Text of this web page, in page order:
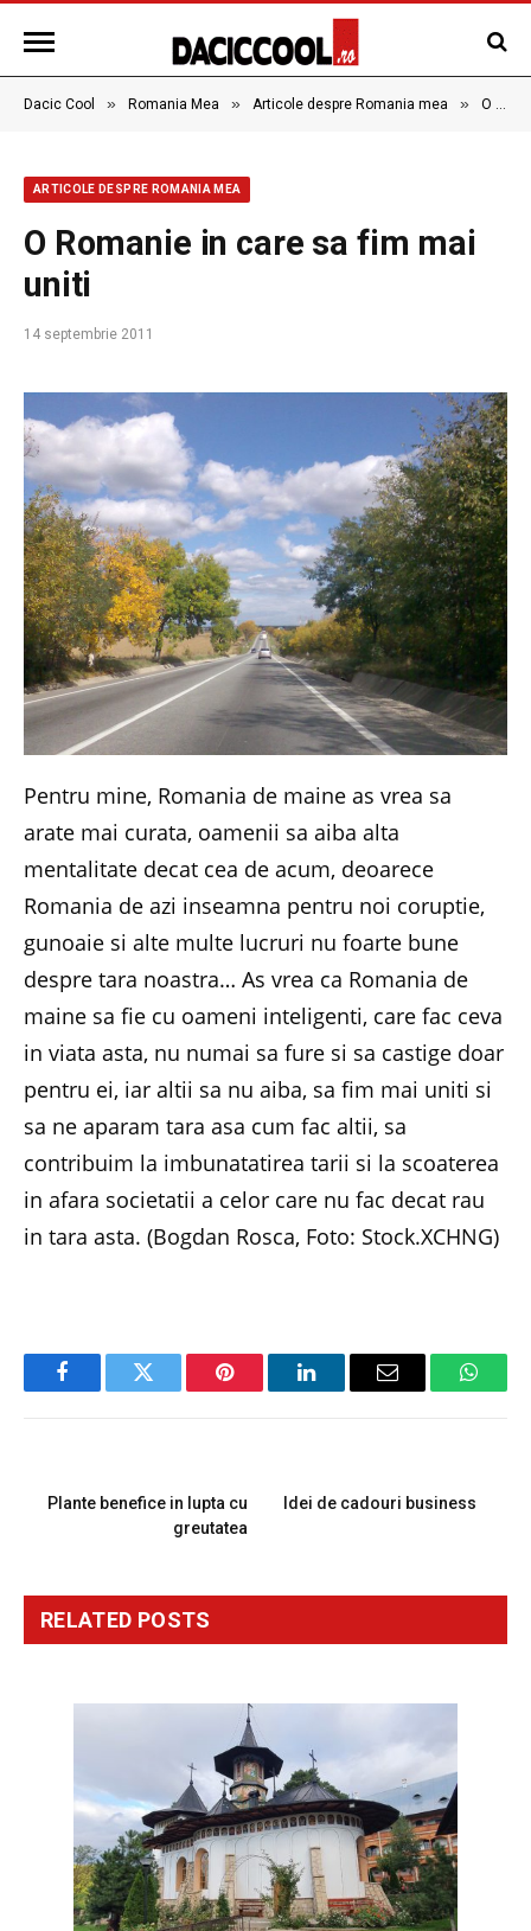
Dacic Cool » Romania Mea » Articole despre Romania mea » O Romanie in care sa fim mai uniti
ARTICOLE DESPRE ROMANIA MEA
O Romanie in care sa fim mai
uniti
14 septembrie 2011
Pentru mine, Romania de maine as vrea sa
arate mai curata, oamenii sa aiba alta
mentalitate decat cea de acum, deoarece
Romania de azi inseamna pentru noi coruptie,
gunoaie si alte multe lucruri nu foarte bune
despre tara noastra… As vrea ca Romania de
maine sa fie cu oameni inteligenti, care fac ceva
in viata asta, nu numai sa fure si sa castige doar
pentru ei, iar altii sa nu aiba, sa fim mai uniti si
sa ne aparam tara asa cum fac altii, sa
contribuim la imbunatatirea tarii si la scoaterea
in afara societatii a celor care nu fac decat rau
in tara asta. (Bogdan Rosca, Foto: Stock.XCHNG)
FacebookTwitter Pinterest LinkedInEmail
Plante benefice in lupta cu
greutatea
Idei de cadouri business
RELATED POSTS